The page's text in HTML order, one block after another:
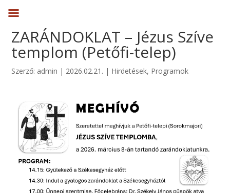
ZARÁNDOKLAT – Jézus Szíve
templom (Petőfi-telep)
Szerző: admin | 2026.02.21. | Hirdetések, Programok